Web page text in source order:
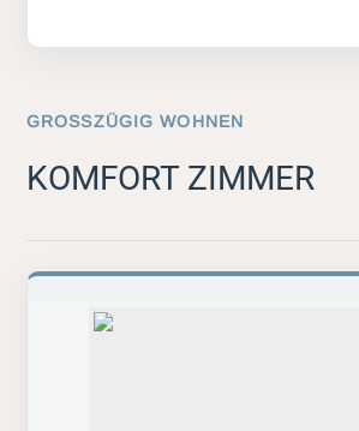
GROSSZÜGIG WOHNEN
KOMFORT ZIMMER